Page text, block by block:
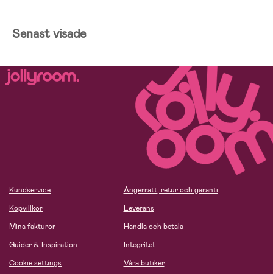
Senast visade
Kundservice
Köpvillkor
Mina fakturor
Guider & Inspiration
Cookie settings
Ångerrätt, retur och garanti
Leverans
Handla och betala
Integritet
Våra butiker